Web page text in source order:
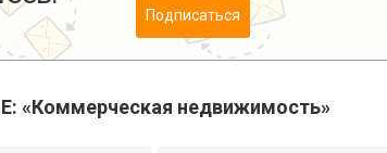
Подписаться
недвижимость»